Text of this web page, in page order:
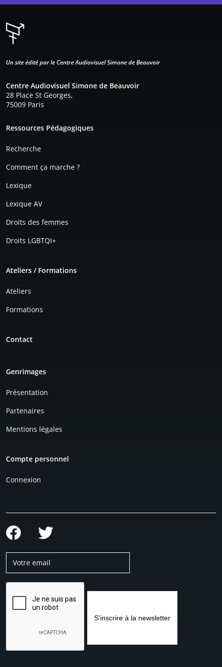
Un site édité par le Centre Audiovisuel Simone de Beauvoir
Centre Audiovisuel Simone de Beauvoir
28 Place St Georges,
75009 Paris
Ressources Pédagogiques
Recherche
Comment ça marche ?
Lexique
Lexique AV
Droits des femmes
Droits LGBTQI+
Ateliers / Formations
Ateliers
Formations
Contact
Genrimages
Présentation
Partenaires
Mentions légales
Compte personnel
Connexion